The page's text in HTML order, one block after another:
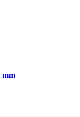
mm